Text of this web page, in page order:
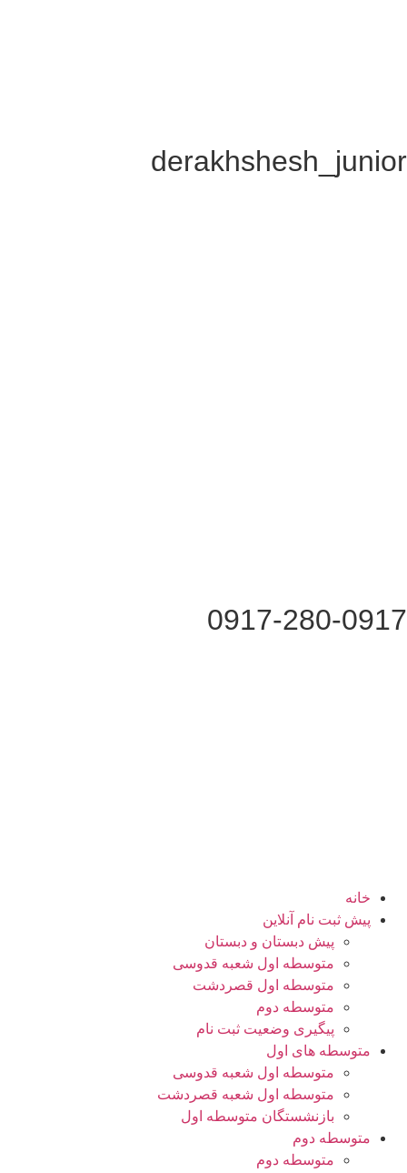
0917-280-
خانه
پیش ثبت نام آنلاین
پیش دبستان و دبستان
متوسطه اول شعبه قدوسی
متوسطه اول قصردشت
متوسطه دوم
پیگیری وضعیت ثبت نام
متوسطه های اول
متوسطه اول شعبه قدوسی
متوسطه اول شعبه قصردشت
بازنشستگان متوسطه اول
متوسطه دوم
متوسطه دوم